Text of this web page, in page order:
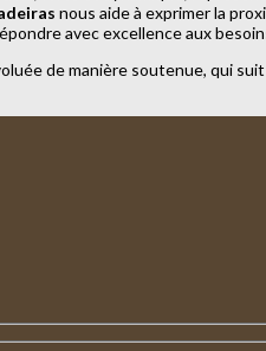
nous aide à exprimer la
avec excellence aux
de manière soutenue, qui